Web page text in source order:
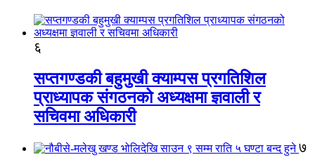
६
सप्तगण्डकी बहुमुखी क्याम्पस प्रगतिशिल
प्राध्यापक संगठनको अध्यक्षमा ज्ञवाली र
सचिवमा अधिकारी
७